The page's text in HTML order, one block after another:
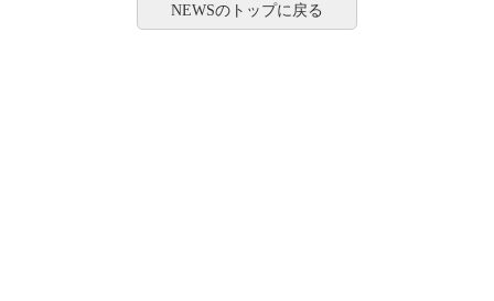
NEWSのトップに戻る